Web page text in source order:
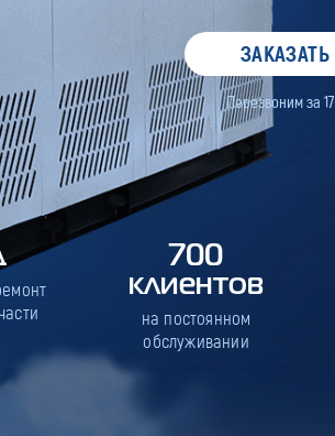
ЗАКАЗАТЬ
Перезвоним за 17
700
клиентов
на постоянном
обслуживании